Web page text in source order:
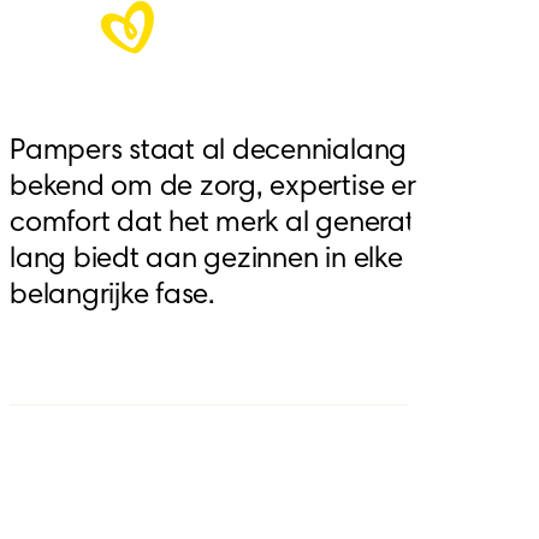
Pampers staat al decennialang
bekend om de zorg, expertise en het
comfort dat het merk al generaties
lang biedt aan gezinnen in elke
belangrijke fase.